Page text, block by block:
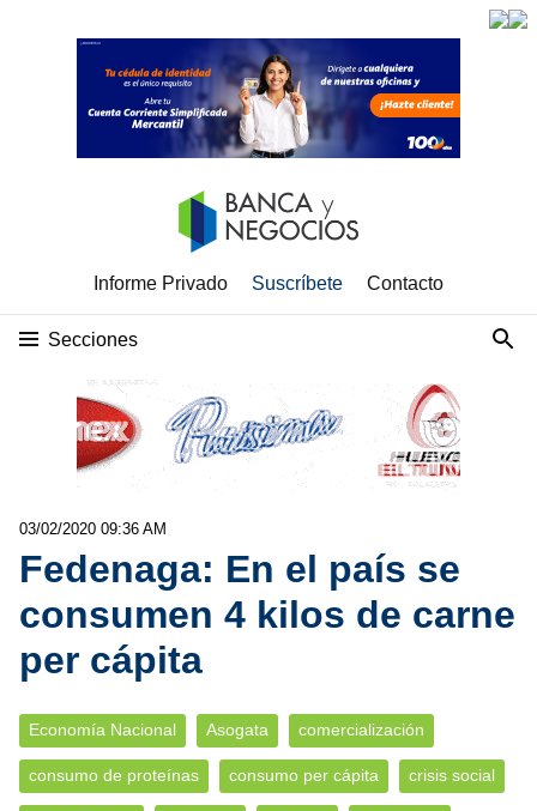
Informe Privado Suscríbete Contacto
Secciones
03/02/2020 09:36 AM
Fedenaga: En el país se
consumen 4 kilos de carne
per cápita
Economía Nacional Asogata comercialización
consumo de proteínas consumo per cápita crisis social